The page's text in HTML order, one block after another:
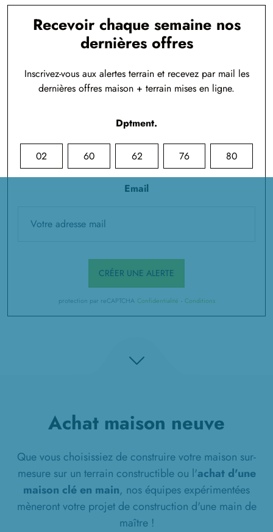
Recevoir chaque semaine nos
dernières offres
Inscrivez-vous aux alertes terrain et recevez par mail les
dernières offres maison + terrain mises en ligne.
Dptment.
02 60 62 76 80
Email
CRÉER UNE ALERTE
protection par reCAPTCHA Confidentialité - Conditions
Achat maison neuve
Que vous choisissiez de construire votre maison sur-
mesure sur un terrain constructible ou l'achat d'une
maison clé en main, nos équipes expérimentées
mèneront votre projet de construction d'une main de
maître !